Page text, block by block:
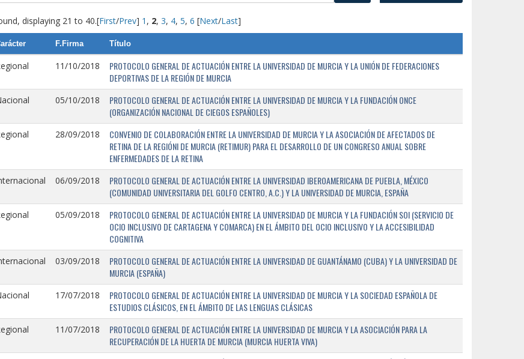
displaying 21 to 40.[First/Prev] 1 , 2, 3, 4, 5, 6 [Next/Last]
F.Firma Título
11/10/2018
PROTOCOLO GENERAL DE ACTUACIÓN ENTRE LA UNIVERSIDAD DE MURCIA Y LA UNIÓN DE FEDERACIONES
DEPORTIVAS DE LA REGIÓN DE MURCIA
05/10/2018
PROTOCOLO GENERAL DE ACTUACIÓN ENTRE LA UNIVERSIDAD DE MURCIA Y LA FUNDACIÓN ONCE
(ORGANIZACIÓN NACIONAL DE CIEGOS ESPAÑOLES)
28/09/2018
CONVENIO DE COLABORACIÓN ENTRE LA UNIVERSIDAD DE MURCIA Y LA ASOCIACIÓN DE AFECTADOS DE
RETINA DE LA REGIÓNI DE MURCIA (RETIMUR) PARA EL DESARROLLO DE UN CONGRESO ANUAL SOBRE
ENFERMEDADES DE LA RETINA
06/09/2018
PROTOCOLO GENERAL DE ACTUACIÓN ENTRE LA UNIVERSIDAD IBEROAMERICANA DE PUEBLA, MÉXICO
(COMUNIDAD UNIVERSITARIA DEL GOLFO CENTRO, A.C.) Y LA UNIVERSIDAD DE MURCIA, ESPAÑA
05/09/2018
PROTOCOLO GENERAL DE ACTUACIÓN ENTRE LA UNIVERSIDAD DE MURCIA Y LA FUNDACIÓN SOI (SERVICIO DE
OCIO INCLUSIVO DE CARTAGENA Y COMARCA) EN EL ÁMBITO DEL OCIO INCLUSIVO Y LA ACCESIBILIDAD
COGNITIVA
03/09/2018
PROTOCOLO GENERAL DE ACTUACIÓN ENTRE LA UNIVERSIDAD DE GUANTÁNAMO (CUBA) Y LA UNIVERSIDAD DE
MURCIA (ESPAÑA)
17/07/2018
PROTOCOLO GENERAL DE ACTUACIÓN ENTRE LA UNIVERSIDAD DE MURCIA Y LA SOCIEDAD ESPAÑOLA DE
ESTUDIOS CLÁSICOS, EN EL ÁMBITO DE LAS LENGUAS CLÁSICAS
11/07/2018
PROTOCOLO GENERAL DE ACTUACIÓN ENTRE LA UNIVERSIDAD DE MURCIA Y LA ASOCIACIÓN PARA LA
RECUPERACIÓN DE LA HUERTA DE MURCIA (MURCIA HUERTA VIVA)